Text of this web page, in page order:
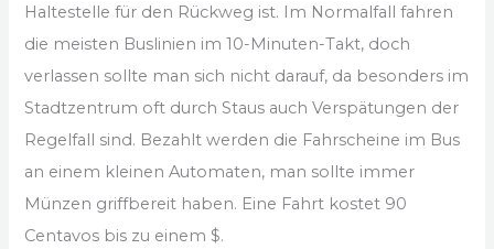
Haltestelle für den Rückweg ist. Im Normalfall fahren
die meisten Buslinien im 10-Minuten-Takt, doch
verlassen sollte man sich nicht darauf, da besonders im
Stadtzentrum oft durch Staus auch Verspätungen der
Regelfall sind. Bezahlt werden die Fahrscheine im Bus
an einem kleinen Automaten, man sollte immer
Münzen griffbereit haben. Eine Fahrt kostet 90
Centavos bis zu einem $.